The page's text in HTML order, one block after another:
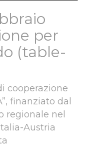
per
(table-
cooperazione
finanziato dal
regionale nel
Austria